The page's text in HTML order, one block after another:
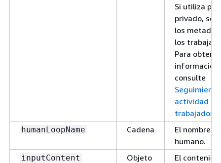
Si utiliza
privado, se
los
los
Para
información,
consulte
actividad
trabajador
humanLoopName Cadena
El nombre
humano.
inputContent
Objeto
El